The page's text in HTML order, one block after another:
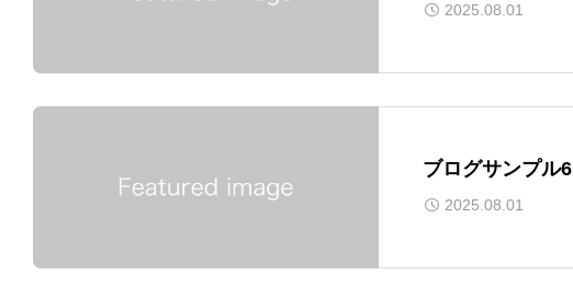
2025.08.01
ブログサンプル6
2025.08.01